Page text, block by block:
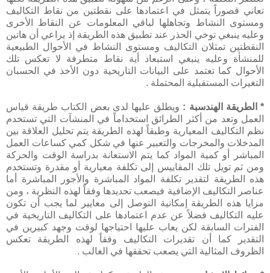
تعاني قصوراً يتمثل في اعتمادها على نقطتين من نقاط التكاليف
ومستوى النشاط وتجاهلها لباقي المعلومات عن النقاط الأخرى
وعليه ينبغي توخي الحذر عند تطبيق هذه الطريقة إذ يراعي أن هاتين
النقطتين تمثلان التكاليف ومستوى النشاط في الأحوال الطبيعية
للمنشأة وعليه ينبغي استبعاد أية نقاط متطرفة لا تعكس تلك
الأحوال كما تعتمد على البيانات التاريخية دون الأخذ في الحسبان
التغيرات المستقبلية المحتملة .
* الطريقة الهندسبة : ويطلق عليها لدى بعض الكتاب طريقة قياس
العمل وتعد من أكثر الطرائق استخداماً في المنشآت التي تستخدم
نظم التكاليف المعيارية وطبقاً لهذه الطريقة يتم تحليل العلاقة بين
المدخلات والمخرجات والتعبير عنها في شكل كمي كساعات العمل
المباشر أو كمية المواد كما يتم الاستعانة بدراسة الوقت والحركة
ومن ثم تويل تلك المقاييس إلى تكلفة معيارية أو مقدرة وتستخدم
هذه الطريقة لتقدير تكلفة المواد المباشرة والأجور المباشرة أما
عناصر التكاليف الإضافية فيصعب تحديدها وفقاً لهذه النظرية ، ومن
مزايا هذه الطريقة إمكانية التوصل إلى معايير لما يجب أن تكون
عليه التكاليف فضلاً عن عدم اعتمادها على التكاليف التاريخية في
الفترات السابقة لكن يعاب عليها احتياجها لوقت وجهد كبيرين في
التقدير كما أن تقديرات التكاليف وفقاً لهذه الطريقة تعكس
الظروف المثالية التي يصعب تحققها في الغالب .